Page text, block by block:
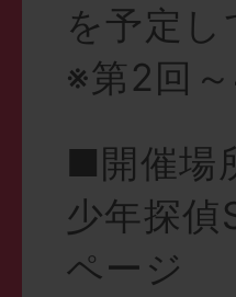
を予定し
※第2回
■開催場
少年探偵
ページ